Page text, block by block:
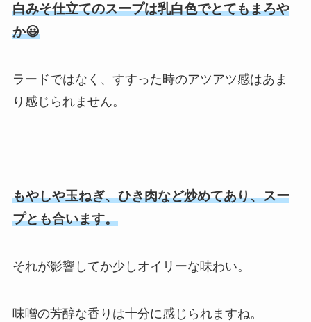
白みそ仕立てのスープは乳白色でとてもまろや
か😃
ラードではなく、すすった時のアツアツ感はあま
り感じられません。
もやしや玉ねぎ、ひき肉など炒めてあり、スー
プとも合います。
それが影響してか少しオイリーな味わい。
味噌の芳醇な香りは十分に感じられますね。